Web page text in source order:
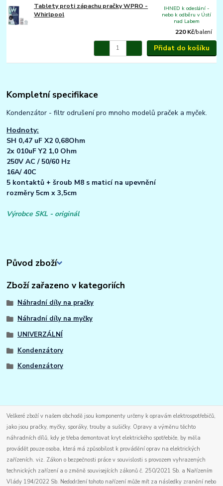
Tablety proti zápachu pračky WPRO -
Whirlpool
220 Kč/balení
IHNED k odeslání -
nebo k odběru v Ústí
nad Labem
Přidat do košíku
Kompletní specifikace
Kondenzátor - filtr odrušení pro mnoho modelů praček a myček.
Hodnoty:
SH 0,47 uF X2 0,68Ohm
2x 010uF Y2 1,0 Ohm
250V AC / 50/60 Hz
16A/ 40C
5 kontaktů + šroub M8 s maticí na upevnění
rozměry 5cm x 3,5cm
Výrobce SKL - originál
Původ zboží
Zboží zařazeno v kategoriích
Náhradní díly na pračky
Náhradní díly na myčky
UNIVERZÁLNÍ
Kondenzátory
Kondenzátory
Veškeré zboží v našem obchodě jsou komponenty určeny k opravám elektrospotřebičů,
jako jsou pračky, myčky, sporáky, trouby a sušičky. Opravy a výměnu těchto
náhradních dílů, kdy je třeba demontovat kryt elektrického spotřebiče, by měla
provádět pouze osoba, která má způsobilost k provádění oprav na elektrických
zařízeních. viz. Zákon o bezpečnosti práce v souvislosti s provozem vyhrazených
technických zařízení a o změně souvisejících zákonů č. 250/2021 Sb. a Nařízením
Vlády 194/2022 Sb. Nedodržení tohoto nařízení může mít za následky zranění nebo